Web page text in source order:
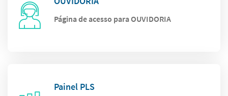
Página de acesso para OUVIDORIA
Painel PLS